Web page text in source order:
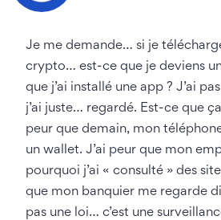
Je me demande… si je
crypto… est-ce que je deviens
que j’ai installé une app ? J’ai
j’ai juste… regardé. Est-ce que
peur que demain, mon
un wallet. J’ai peur que mon
pourquoi j’ai « consulté » des
que mon banquier me regarde
pas une loi… c’est une